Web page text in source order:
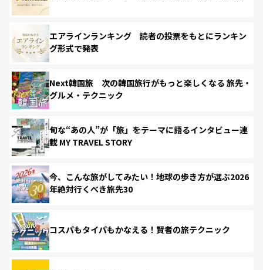
エアラインランキング 読者の投票をもとにランキン
グ形式で発表
Next韓国旅 次の韓国旅行がもっと楽しくなる 旅先・
グルメ・テクニック
旬な“あの人”が「旅」をテーマに語るインタビュー連
載 MY TRAVEL STORY
今、こんな旅がしてみたい！地球の歩き方が選ぶ2026
年絶対行くべき旅先30
コスパもタイパもかなえる！賢者の旅テクニック